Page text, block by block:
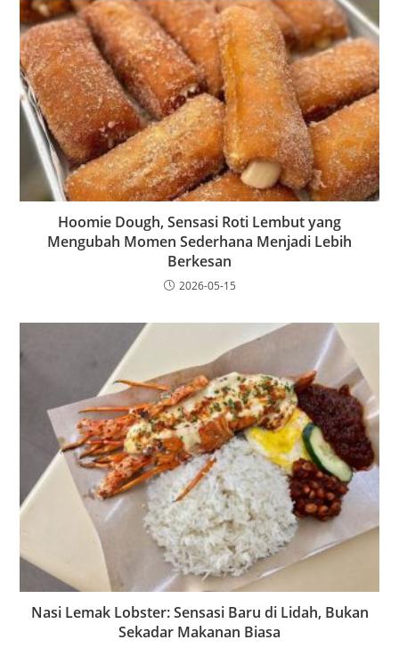
Hoomie Dough, Sensasi Roti Lembut yang
Mengubah Momen Sederhana Menjadi Lebih
Berkesan
2026-05-15
Nasi Lemak Lobster: Sensasi Baru di Lidah, Bukan
Sekadar Makanan Biasa